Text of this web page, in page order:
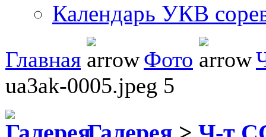
Календарь УКВ
Главная Фото
ua3ak-0005.jpeg 5